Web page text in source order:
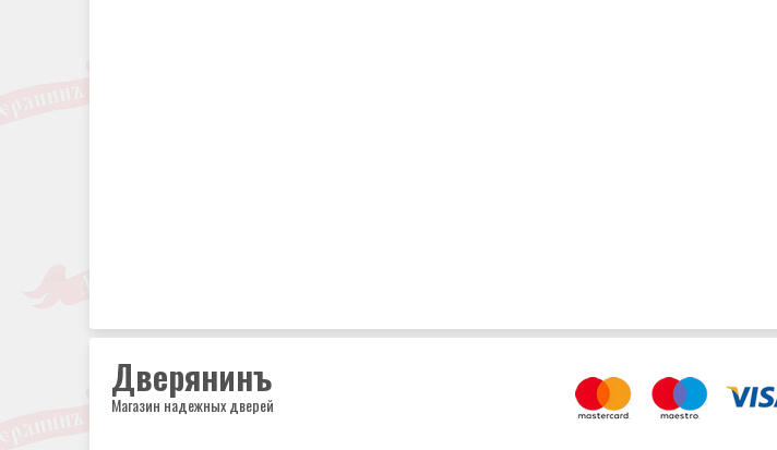
Дверянинъ
Магазин надежных дверей